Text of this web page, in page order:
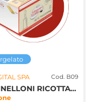
SPA Cod. B09
CANNELLONI RICOTTA E SPINACI 3kg